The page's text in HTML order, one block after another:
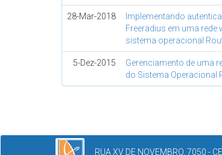
28-Mar-2018
Implementando
Freeradius em uma rede
sistema operacional
5-Dez-2015
Gerenciamento de uma
do Sistema Operacional
RUA XV DE NOVEMBRO, 7050 -